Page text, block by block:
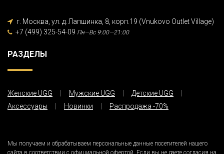
г. Москва, ул. д. Лапшинка, 8, корп.19 (Vnukovo Outlet Village)
+7 (499) 325-54-09 Пн—Вс 9:00—21:00
РАЗДЕЛЫ
Женские UGG Мужские UGG
Детские UGG
Аксессуары
Новинки Распродажа -70%
Мы получаем и обрабатываем персональные данные посетителей нашего
сайта в соответствии с официальной офертой . Если вы не даете согласия на